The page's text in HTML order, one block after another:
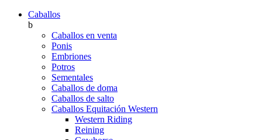
Caballos
b
Caballos en venta
Ponis
Embriones
Potros
Sementales
Caballos de doma
Caballos de salto
Caballos Equitación Western
Western Riding
Reining